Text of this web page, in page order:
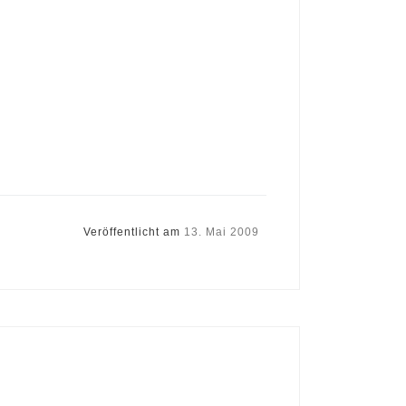
Veröffentlicht am 13. Mai 2009